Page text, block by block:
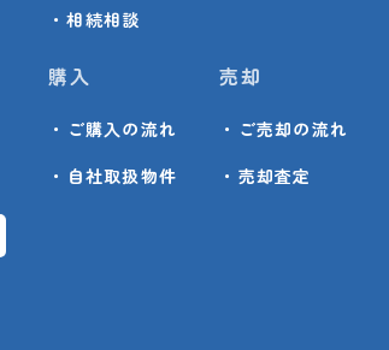
・相続相談
購入
・ご購入の流れ
・自社取扱物件
売却
・ご売却の流れ
・売却査定